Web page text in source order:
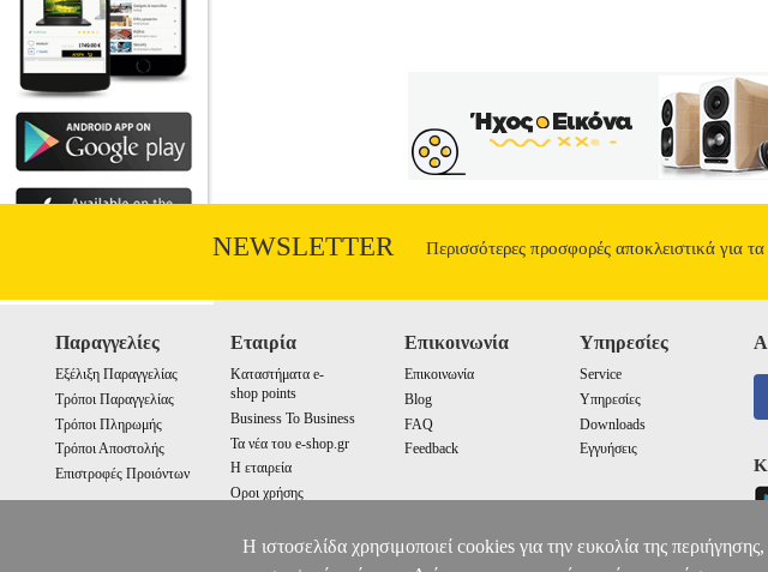
NEWSLETTER Περισσότερες προσφορές αποκλειστικά για
Παραγγελίες
Εξέλιξη Παραγγελίας
Τρόποι Παραγγελίας
Τρόποι Πληρωμής
Τρόποι Αποστολής
Επιστροφές Προιόντων
Εταιρία
Καταστήματα e-
shop points
Business To Business
Τα νέα του e-shop.gr
Η εταιρεία
Οροι χρήσης
Επικοινωνία
Επικοινωνία
Blog
FAQ
Feedback
Υπηρεσίες
Service
Υπηρεσίες
Downloads
Εγγυήσεις
Η ιστοσελίδα χρησιμοποιεί cookies για την ευκολία της